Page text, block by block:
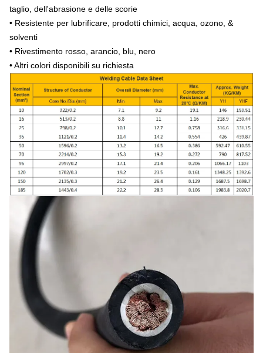
taglio, dell'abrasione e delle scorie
• Resistente per lubrificare, prodotti chimici, acqua, ozono, &
solventi
• Rivestimento rosso, arancio, blu, nero
• Altri colori disponibili su richiesta